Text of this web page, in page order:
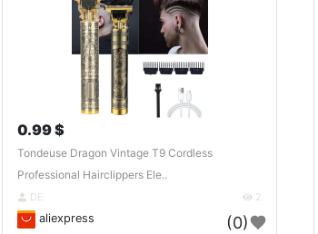
0.99 $
Tondeuse Dragon Vintage T9 Cordless
Professional Hairclippers Ele..
DE 2
aliexpress (0)